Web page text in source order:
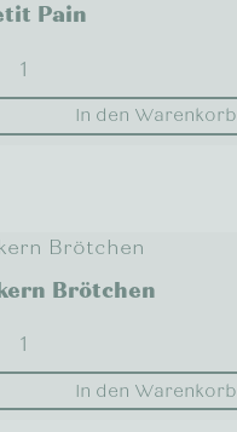
Pain
In den Warenkorb
Brötchen
In den Warenkorb